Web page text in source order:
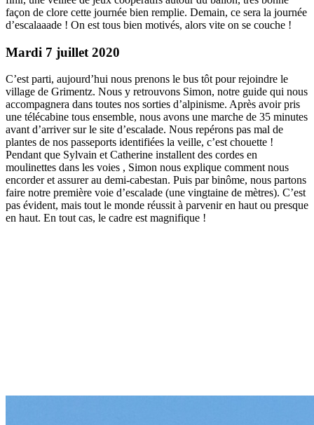
façon de clore cette journée bien remplie. Demain, ce sera la journée
d’escalaaade ! On est tous bien motivés, alors vite on se couche !
Mardi 7 juillet 2020
C’est parti, aujourd’hui nous prenons le bus tôt pour rejoindre le
village de Grimentz. Nous y retrouvons Simon, notre guide qui nous
accompagnera dans toutes nos sorties d’alpinisme. Après avoir pris
une télécabine tous ensemble, nous avons une marche de 35 minutes
avant d’arriver sur le site d’escalade. Nous repérons pas mal de
plantes de nos passeports identifiées la veille, c’est chouette !
Pendant que Sylvain et Catherine installent des cordes en
moulinettes dans les voies , Simon nous explique comment nous
encorder et assurer au demi-cabestan. Puis par binôme, nous partons
faire notre première voie d’escalade (une vingtaine de mètres). C’est
pas évident, mais tout le monde réussit à parvenir en haut ou presque
en haut. En tout cas, le cadre est magnifique !